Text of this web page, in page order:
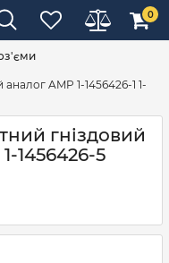
0
AMP 1-1456426-1 1-
гніздовий
1456426-5